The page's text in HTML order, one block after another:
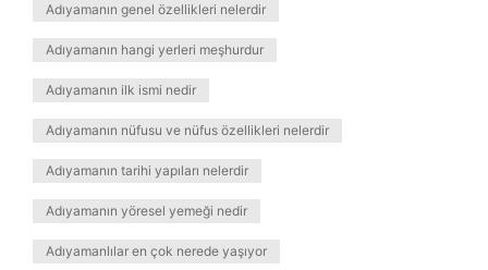
Adıyamanın genel özellikleri nelerdir
Adıyamanın hangi yerleri meşhurdur
Adıyamanın ilk ismi nedir
Adıyamanın nüfusu ve nüfus özellikleri nelerdir
Adıyamanın tarihi yapıları nelerdir
Adıyamanın yöresel yemeği nedir
Adıyamanlılar en çok nerede yaşıyor